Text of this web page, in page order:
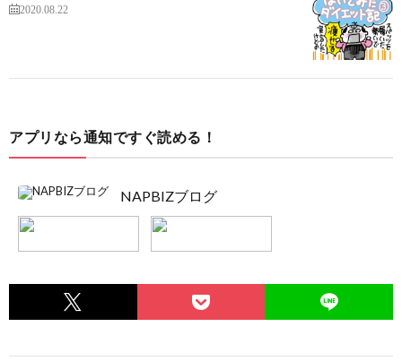
2020.08.22
アプリなら通知ですぐ読める！
NAPBIZブログ